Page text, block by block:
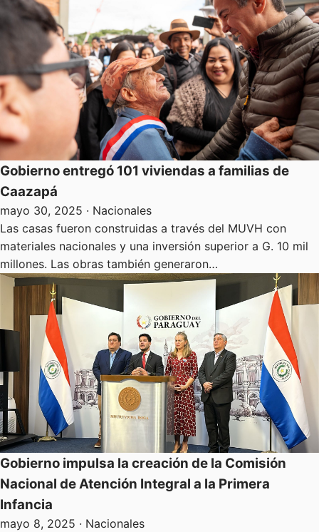
Gobierno entregó 101 viviendas a familias de
Caazapá
mayo 30, 2025 · Nacionales
Las casas fueron construidas a través del MUVH con
materiales nacionales y una inversión superior a G. 10 mil
millones. Las obras también generaron…
Gobierno impulsa la creación de la Comisión
Nacional de Atención Integral a la Primera
Infancia
mayo 8, 2025 · Nacionales